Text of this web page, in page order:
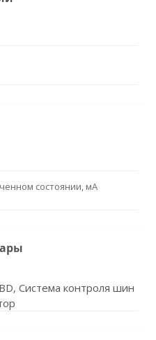
состоянии, мА
Система контроля шин